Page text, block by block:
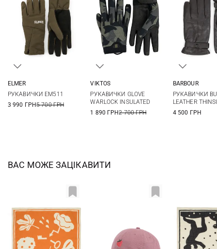
ELMER
РУКАВИЧКИ EM511
3 990 ГРН5 700 ГРН
VIKTOS
РУКАВИЧКИ GLOVE
WARLOCK INSULATED
1 890 ГРН2 700 ГРН
BARBOUR
РУКАВИЧКИ
LEATHER
4 500 ГРН
ВАС МОЖЕ ЗАЦІКАВИТИ